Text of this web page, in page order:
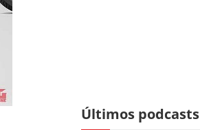
Últimos podcasts